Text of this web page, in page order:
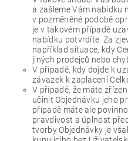
a zašleme Vám nabídku
v pozměněné podobě
je v takovém případě
nabídku potvrdíte. Za
například situace, kdy
jiných prodejců nebo
V případě, kdy dojde k
závazek k zaplacení
V případě, že máte
učinit Objednávku jeho
případě máte ale
pravdivost a úplnost
tvorby Objednávky je